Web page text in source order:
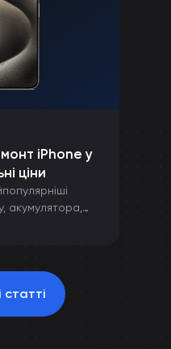
iPhone у
ціни
акумулятора,
iPhone.
статті